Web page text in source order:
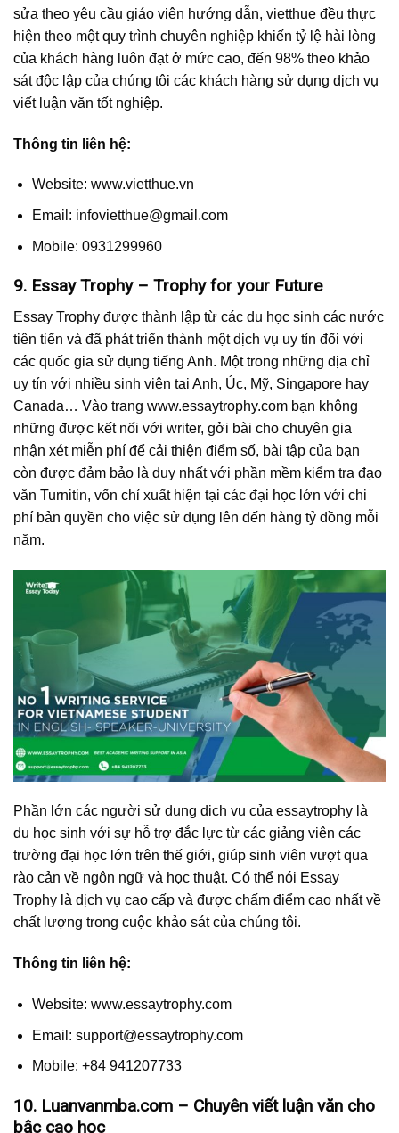
sửa theo yêu cầu giáo viên hướng dẫn, vietthue đều thực
hiện theo một quy trình chuyên nghiệp khiến tỷ lệ hài lòng
của khách hàng luôn đạt ở mức cao, đến 98% theo khảo
sát độc lập của chúng tôi các khách hàng sử dụng dịch vụ
viết luận văn tốt nghiệp.
Thông tin liên hệ:
Website: www.vietthue.vn
Email: infovietthue@gmail.com
Mobile: 0931299960
9. Essay Trophy – Trophy for your Future
Essay Trophy được thành lập từ các du học sinh các nước
tiên tiến và đã phát triển thành một dịch vụ uy tín đối với
các quốc gia sử dụng tiếng Anh. Một trong những địa chỉ
uy tín với nhiều sinh viên tại Anh, Úc, Mỹ, Singapore hay
Canada… Vào trang www.essaytrophy.com bạn không
những được kết nối với writer, gởi bài cho chuyên gia
nhận xét miễn phí để cải thiện điểm số, bài tập của bạn
còn được đảm bảo là duy nhất với phần mềm kiểm tra đạo
văn Turnitin, vốn chỉ xuất hiện tại các đại học lớn với chi
phí bản quyền cho việc sử dụng lên đến hàng tỷ đồng mỗi
năm.
Phần lớn các người sử dụng dịch vụ của essaytrophy là
du học sinh với sự hỗ trợ đắc lực từ các giảng viên các
trường đại học lớn trên thế giới, giúp sinh viên vượt qua
rào cản về ngôn ngữ và học thuật. Có thể nói Essay
Trophy là dịch vụ cao cấp và được chấm điểm cao nhất về
chất lượng trong cuộc khảo sát của chúng tôi.
Thông tin liên hệ:
Website: www.essaytrophy.com
Email: support@essaytrophy.com
Mobile: +84 941207733
10. Luanvanmba.com – Chuyên viết luận văn cho
bậc cao học